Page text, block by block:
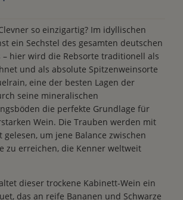
so einzigartig? Im idyllischen
ein Sechstel des gesamten deutschen
hier wird die Rebsorte traditionell als
und als absolute Spitzenweinsorte
eine der besten Lagen der
seine mineralischen
die perfekte Grundlage für
Wein. Die Trauben werden mit
gelesen, um jene Balance zwischen
zu erreichen, die Kenner weltweit
dieser trockene Kabinett-Wein ein
das an reife Bananen und Schwarze